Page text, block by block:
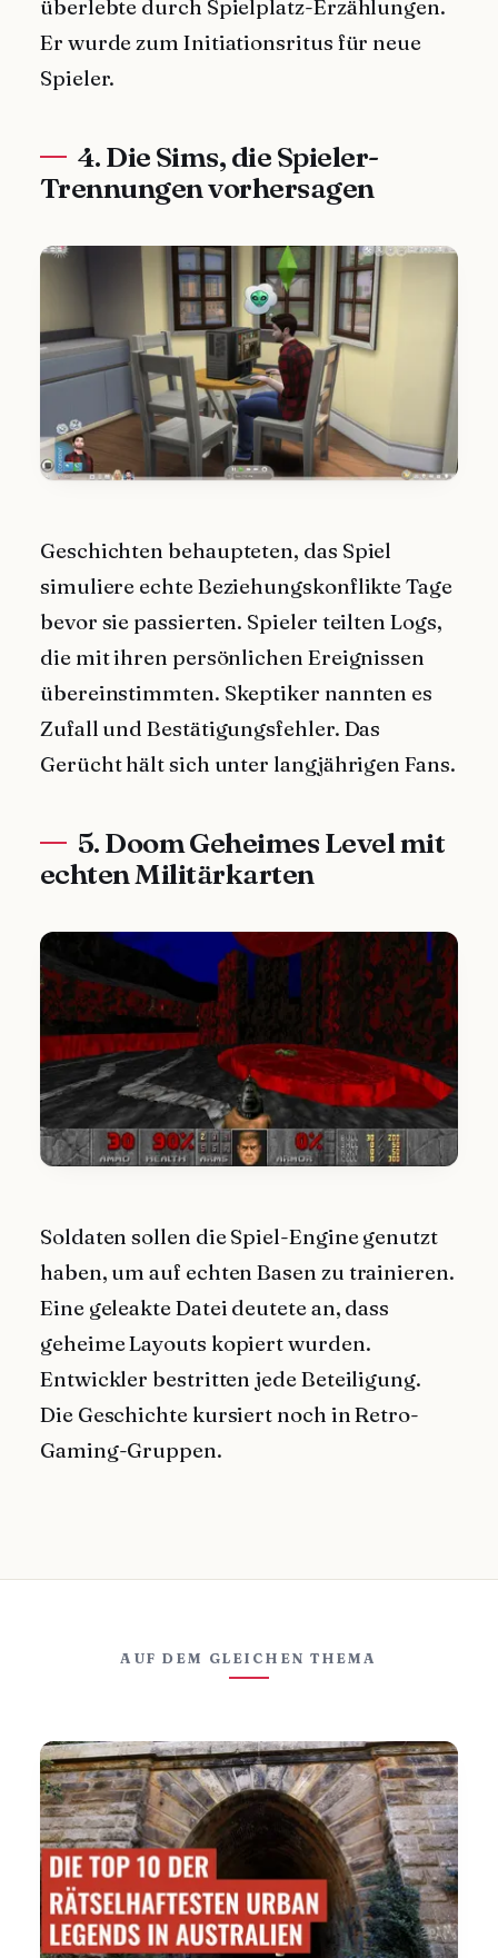
überlebte durch Spielplatz-Erzählungen.
Er wurde zum Initiationsritus für neue
Spieler.
4. Die Sims, die Spieler-
Trennungen vorhersagen
Geschichten behaupteten, das Spiel
simuliere echte Beziehungskonflikte Tage
bevor sie passierten. Spieler teilten Logs,
die mit ihren persönlichen Ereignissen
übereinstimmten. Skeptiker nannten es
Zufall und Bestätigungsfehler. Das
Gerücht hält sich unter langjährigen Fans.
5. Doom Geheimes Level mit
echten Militärkarten
Soldaten sollen die Spiel-Engine genutzt
haben, um auf echten Basen zu trainieren.
Eine geleakte Datei deutete an, dass
geheime Layouts kopiert wurden.
Entwickler bestritten jede Beteiligung.
Die Geschichte kursiert noch in Retro-
Gaming-Gruppen.
AUF DEM GLEICHEN THEMA